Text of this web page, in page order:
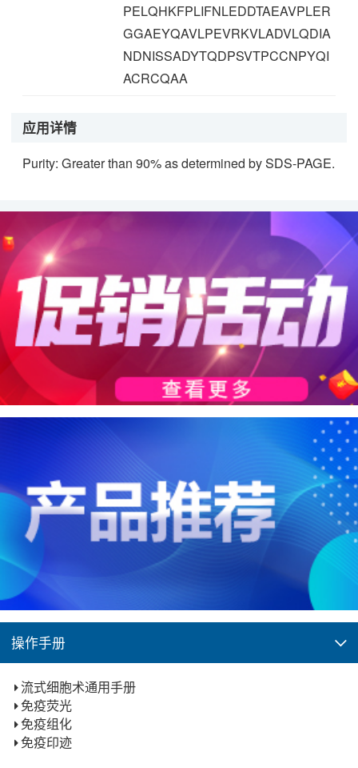
PELQHKFPLIFNLEDDTAEAVPLER
GGAEYQAVLPEVRKVLADVLQDIA
NDNISSADYTQDPSVTPCCNPYQI
ACRCQAA
应用详情
Purity: Greater than 90% as determined by SDS-PAGE.
操作手册
流式细胞术通用手册
免疫荧光
免疫组化
免疫印迹